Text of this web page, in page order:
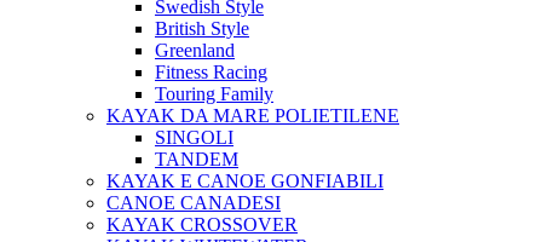
Swedish Style
British Style
Greenland
Fitness Racing
Touring Family
KAYAK DA MARE POLIETILENE
SINGOLI
TANDEM
KAYAK E CANOE GONFIABILI
CANOE CANADESI
KAYAK CROSSOVER